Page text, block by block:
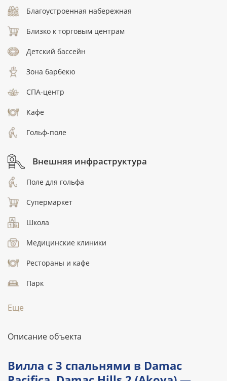
Благоустроенная набережная
Близко к торговым центрам
Детский бассейн
Зона барбекю
СПА-центр
Кафе
Гольф-поле
Внешняя инфраструктура
Поле для гольфа
Супермаркет
Школа
Медицинские клиники
Рестораны и кафе
Парк
Еще
Описание объекта
Вилла с 3 спальнями в Damac